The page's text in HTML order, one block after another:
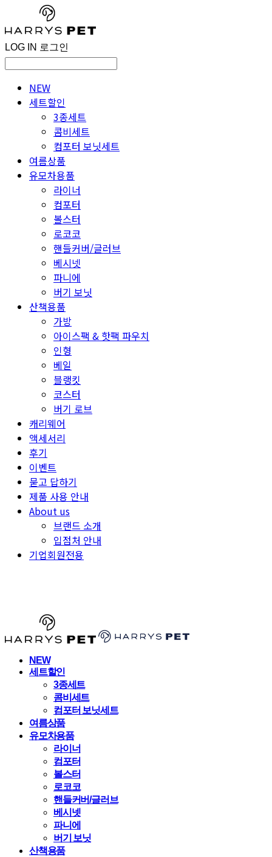
LOG IN 로그인
NEW
세트할인
3종세트
콤비세트
컴포터 보닛세트
여름상품
유모차용품
라이너
컴포터
볼스터
로코코
핸들커버/글러브
베시넷
파니에
버기 보닛
산책용품
가방
아이스팩 & 핫팩 파우치
인형
베일
블랭킷
코스터
버기 로브
캐리웨어
액세서리
후기
이벤트
묻고 답하기
제품 사용 안내
About us
브랜드 소개
입점처 안내
기업회원전용
NEW
세트할인
3종세트
콤비세트
컴포터 보닛세트
여름상품
유모차용품
라이너
컴포터
볼스터
로코코
핸들커버/글러브
베시넷
파니에
버기 보닛
산책용품